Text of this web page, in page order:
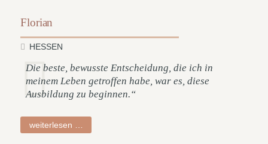
Florian
HESSEN
Die beste, bewusste Entscheidung, die ich in
meinem Leben getroffen habe, war es, diese
Ausbildung zu beginnen.“
weiterlesen …